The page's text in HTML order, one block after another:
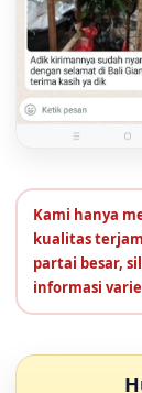
Kami hanya
kualitas
partai besar,
informasi